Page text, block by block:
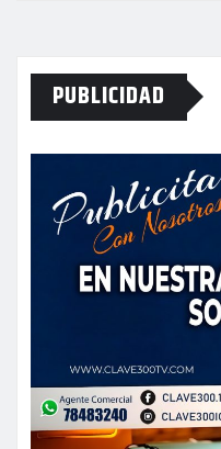
PUBLICIDAD